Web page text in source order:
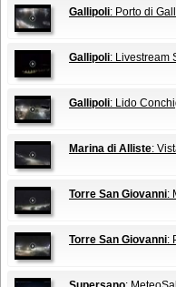
Gallipoli: Porto di
Gallipoli: Livestream
Gallipoli: Lido
Marina di Alliste:
Torre San Giovanni:
Torre San Giovanni: